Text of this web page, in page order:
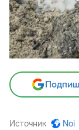
Источник Noi